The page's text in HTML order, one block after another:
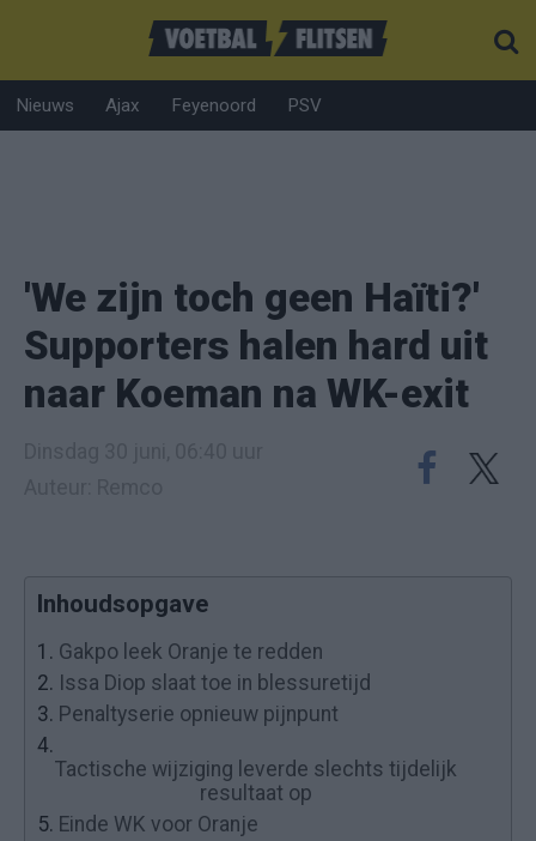
Nieuws Ajax Feyenoord PSV
'We zijn toch geen Haïti?'
Supporters halen hard uit
naar Koeman na WK-exit
Inhoudsopgave
1. Gakpo leek Oranje te redden
2. Issa Diop slaat toe in blessuretijd
3. Penaltyserie opnieuw pijnpunt
4.
Tactische wijziging leverde slechts tijdelijk
resultaat op
5. Einde WK voor Oranje